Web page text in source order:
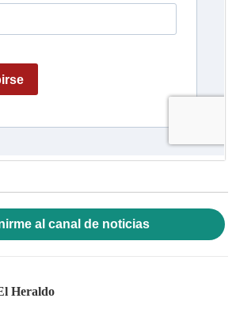
al canal de noticias
Heraldo